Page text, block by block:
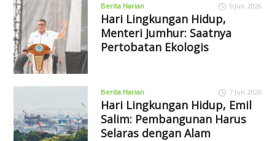
Berita Harian 9 Jun 2026
Hari Lingkungan Hidup,
Menteri Jumhur: Saatnya
Pertobatan Ekologis
Berita Harian 7 Jun 2026
Hari Lingkungan Hidup, Emil
Salim: Pembangunan Harus
Selaras dengan Alam